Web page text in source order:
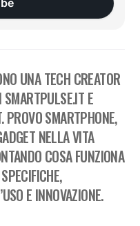
UNA TECH CREATOR
SMARTPULSE.IT E
PROVO SMARTPHONE,
NELLA VITA
COSA FUNZIONA
E INNOVAZIONE.